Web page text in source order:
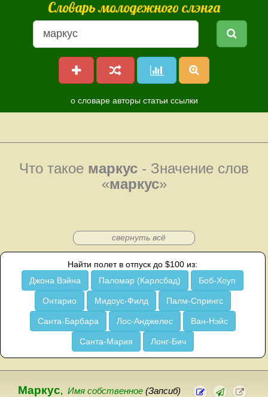
Словарь молодежного слэнга
о словаре авторы статьи ссылки
Что такое маркус - Значение слов
«маркус»
свернуть всё
Найти полет в отпуск до $100 из:
Джона Вэйна
Паломар (Карлсбад) Боб-Хоуп
Онтарио Мидоус-Филд Палм-Спрингс
Санта-Барбара Лос-Анджелес Ван-Нэйс
Санта-Мария Лонг-Бич
Маркус, Имя собственное (Запсиб)